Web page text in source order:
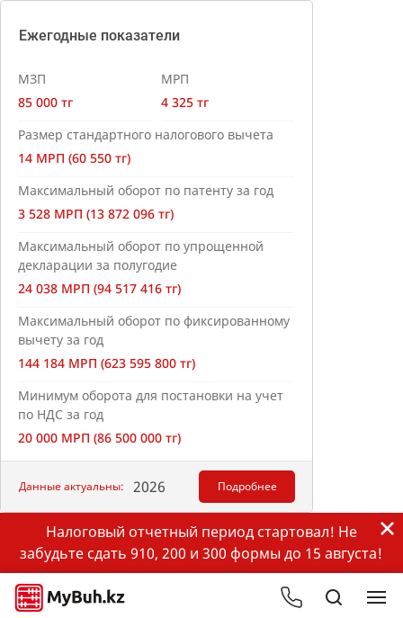
Ежегодные показатели
МЗП
85 000 тг
МРП
4 325 тг
Размер стандартного налогового вычета
14 МРП (60 550 тг)
Максимальный оборот по патенту за год
3 528 МРП (13 872 096 тг)
Максимальный оборот по упрощенной
декларации за полугодие
24 038 МРП (94 517 416 тг)
Максимальный оборот по фиксированному
вычету за год
144 184 МРП (623 595 800 тг)
Минимум оборота для постановки на учет
по НДС за год
20 000 МРП (86 500 000 тг)
Данные актуальны: 2026 Подробнее
Налоговый отчетный период стартовал! Не
забудьте сдать 910, 200 и 300 формы до 15 августа!